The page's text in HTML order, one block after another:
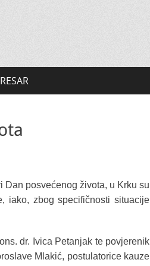
posvećenog života, u Krku su
iako, zbog specifičnosti situacije
dr. Ivica Petanjak te povjerenik
Mlakić, postulatorice kauze